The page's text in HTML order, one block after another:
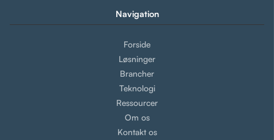
Navigation
Forside
Løsninger
Brancher
Teknologi
Ressourcer
Om os
Kontakt os